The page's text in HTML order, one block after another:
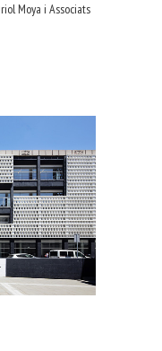
Moya i Associats